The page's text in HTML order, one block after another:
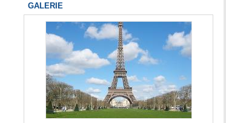
GALERIE